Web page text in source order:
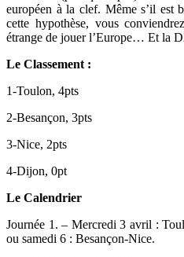
européen à la clef. Même s’il est
cette hypothèse, vous
étrange de jouer l’Europe… Et la
Le Classement :
1-Toulon, 4pts
2-Besançon, 3pts
3-Nice, 2pts
4-Dijon, 0pt
Le Calendrier
Journée 1. – Mercredi 3 avril :
ou samedi 6 : Besançon-Nice.